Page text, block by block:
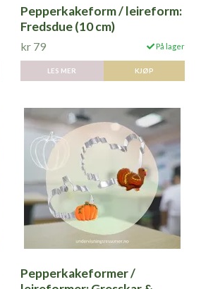
Pepperkakeform / leireform:
Fredsdue (10 cm)
kr 79 På lager
LES MER
Pepperkakeformer /